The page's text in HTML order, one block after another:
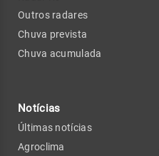
Outros radares
Chuva prevista
Chuva acumulada
Notícias
Últimas notícias
Agroclima